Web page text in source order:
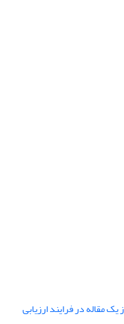
مقاله در فرایند ارزیابی